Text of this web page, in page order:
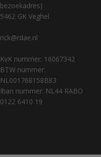
bezoekadres)
5462 GK Veghel
rick@rdae.nl
KvK nummer: 16067342
BTW nummer:
NL001768158B83
Iban nummer: NL44 RABO
0122 6410 19